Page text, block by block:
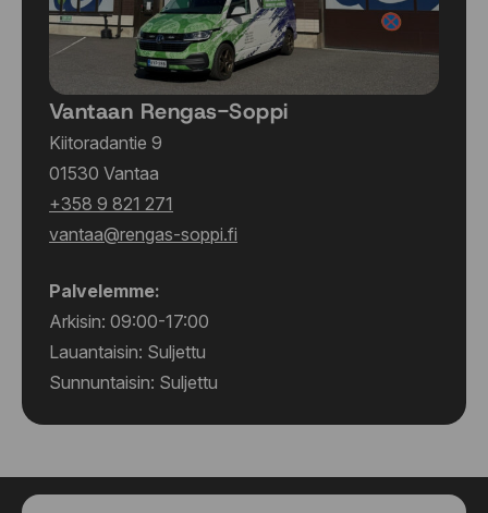
Vantaan Rengas-Soppi
Kiitoradantie 9
01530 Vantaa
+358 9 821 271
vantaa@rengas-soppi.fi
Palvelemme:
Arkisin: 09:00-17:00
Lauantaisin: Suljettu
Sunnuntaisin: Suljettu